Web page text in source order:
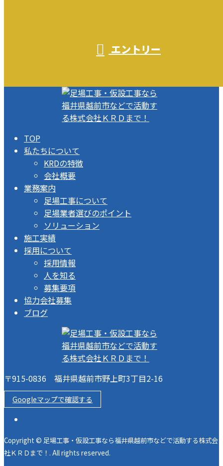
エントリー
TOP
私たちについて
KRDの特徴
会社概要
業務案内
足場工事について
足場業者選びのポイント
ソリューション
施工実績
採用について
採用情報
人を知る
募集要項
協力会社募集
ブログ
〒915-0836 福井県越前市野上町3丁目2-16
Googleマップで確認する
Copyright © 足場工事・仮設工事なら福井県越前市などで活動する株式会
社ＫＲＤまで！. All rights reserved.